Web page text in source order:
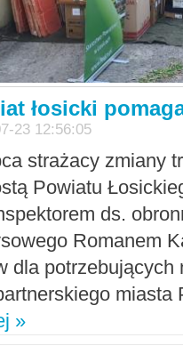
łosicki
23 12:56:05
strażacy zmiany
Powiatu
ds.
Romanem
dla potrzebujących
miasta
»